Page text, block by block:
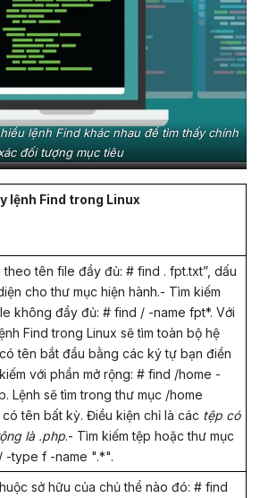
lệnh Find khác nhau để tìm thấy chính
đối tượng mục tiêu
lệnh Find trong Linux
theo tên file đầy đủ: # find . fpt.txt”, dấu
cho thư mục hiện hành.- Tìm kiếm
không đầy đủ: # find / -name fpt*. Với
Find trong Linux sẽ tìm toàn bộ hệ
tên bắt đầu bằng các ký tự bạn điền
với phần mở rộng: # find /home -
Lệnh sẽ tìm trong thư mục /home
tên bất kỳ. Điều kiện chỉ là các tệp có
là .php.- Tìm kiếm tệp hoặc thư mục
-type f -name ".*".
sở hữu của chủ thể nào đó: # find